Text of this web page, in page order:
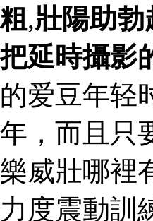
粗,壯陽助勃
把延時攝影
的爱豆年轻
年，而且只
樂威壯哪裡
力度震動訓